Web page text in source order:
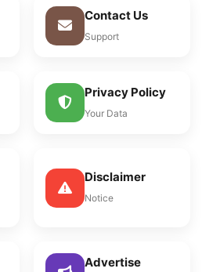
Contact Us
Support
Privacy Policy
Your Data
Disclaimer
Notice
Advertise